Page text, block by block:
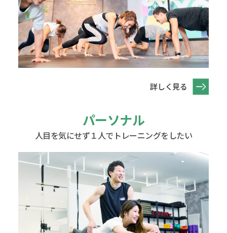
詳しく見る
パーソナル
人目を気にせず１人でトレーニングをしたい